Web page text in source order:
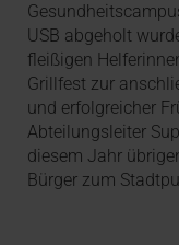
USB abgeholt
fleißigen
Grillfest zur
und erfolgreicher
Abteilungsleiter
diesem Jahr
Bürger zum